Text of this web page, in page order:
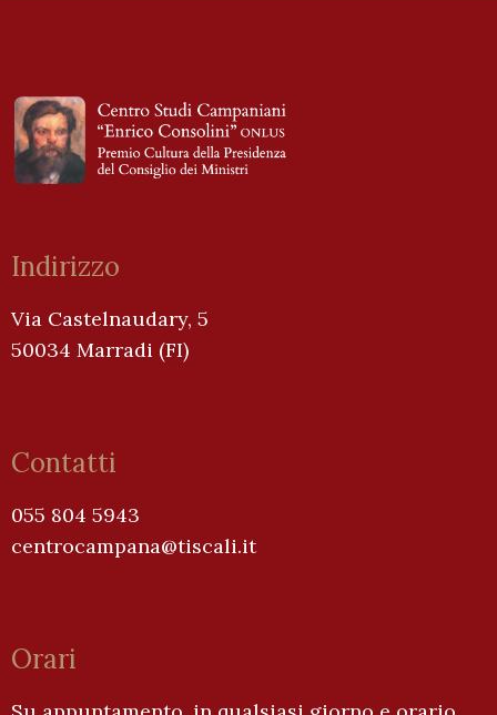
Indirizzo
Via Castelnaudary, 5
50034 Marradi (FI)
Contatti
055 804 5943
centrocampana@tiscali.it
Orari